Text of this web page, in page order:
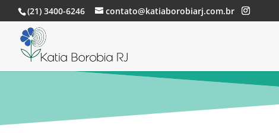
(21) 3400-6246 contato@katiaborobiarj.com.br